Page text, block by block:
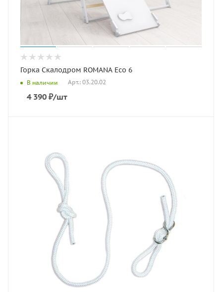
Горка Скалодром ROMANA Eco 6
В наличии Арт.: 03.20.02
4 390 ₽/шт